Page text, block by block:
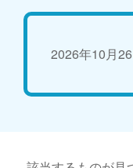
2026年10月